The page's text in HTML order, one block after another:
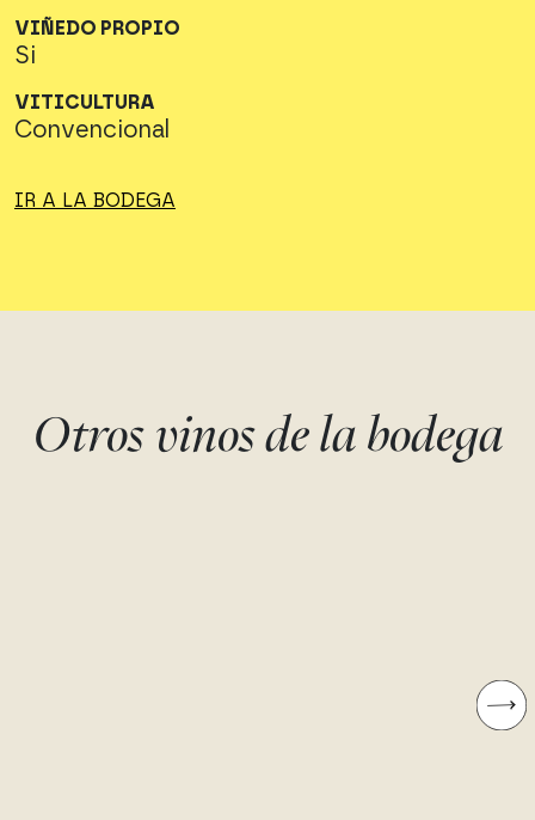
VIÑEDO PROPIO
Si
VITICULTURA
Convencional
IR A LA BODEGA
Otros vinos de la bodega